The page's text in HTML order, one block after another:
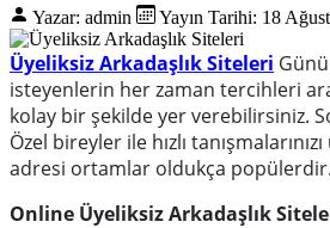
Yazar: admin Yayın Tarihi: 18
Üyeliksiz Arkadaşlık Siteleri
isteyenlerin her zaman tercihleri
kolay bir şekilde yer verebilirsiniz.
Özel bireyler ile hızlı
adresi ortamlar oldukça popülerdir.
Online Üyeliksiz Arkadaşlık